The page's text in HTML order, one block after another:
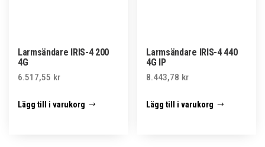
Larmsändare IRIS-4 200
4G
6.517,55 kr
Lägg till i varukorg
Larmsändare IRIS-4 440
4G IP
8.443,78 kr
Lägg till i varukorg